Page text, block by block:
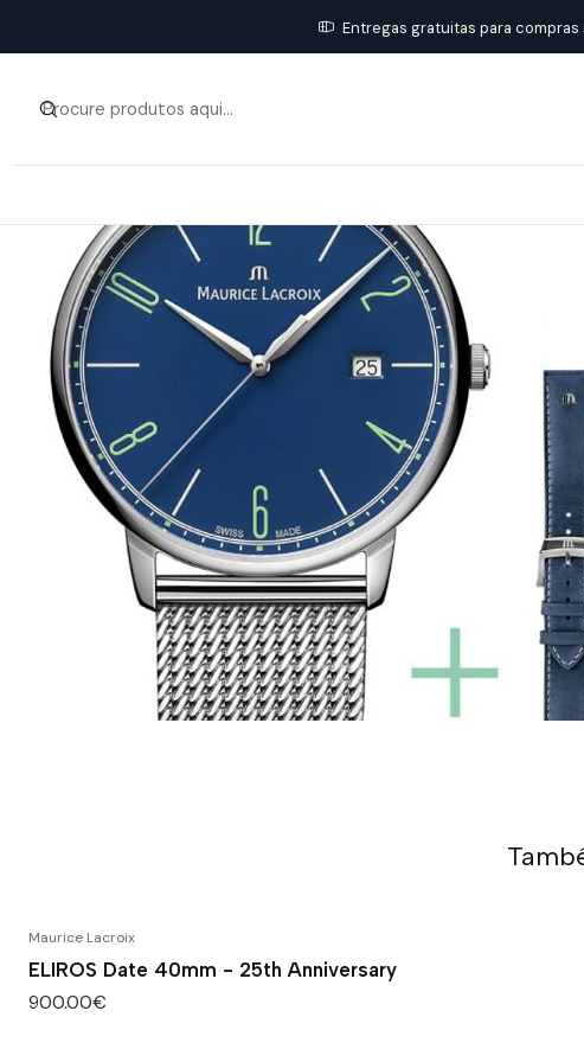
Entregas gratuitas para
Início
Maurice Lacroix
ELIROS Date 40mm - 25th Anniversary
900.00€